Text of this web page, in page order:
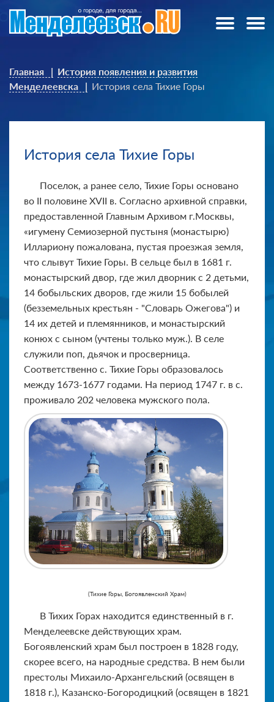
Главная
История появления и развития
Менделеевска
История села Тихие Горы
История села Тихие Горы
Поселок, а ранее село, Тихие Горы основано
во II половине ХVII в. Согласно архивной справки,
предоставленной Главным Архивом г.Москвы,
«игумену Семиозерной пустыня (монастырю)
Иллариону пожалована, пустая проезжая земля,
что слывут Тихие Горы. В сельце был в 1681 г.
монастырский двор, где жил дворник с 2 детьми,
14 бобыльских дворов, где жили 15 бобылей
(безземельных крестьян - "Словарь Ожегова") и
14 их детей и племянников, и монастырский
конюх с сыном (учтены только муж.). В селе
служили поп, дьячок и просверница.
Соответственно с. Тихие Горы образовалось
между 1673-1677 годами. На период 1747 г. в с.
проживало 202 человека мужского пола.
(Тихие Горы, Богоявленский Храм)
В Тихих Горах находится единственный в г.
Менделеевске действующих храм.
Богоявленский храм был построен в 1828 году,
скорее всего, на народные средства. В нем были
престолы Михаило-Архангельский (освящен в
1818 г.), Казанско-Богородицкий (освящен в 1821